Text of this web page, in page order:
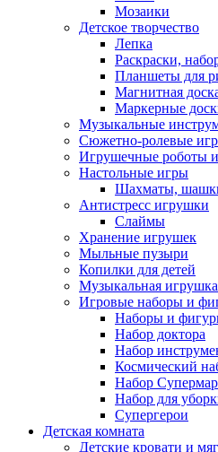
Мозаики
Детское творчество
Лепка
Раскраски,
Планшеты для
Магнитная
Маркерные
Музыкальные
Сюжетно-ролевые
Игрушечные роботы
Настольные игры
Шахматы,
Антистресс игрушки
Слаймы
Хранение игрушек
Мыльные пузыри
Копилки для детей
Музыкальная игрушка
Игровые наборы и
Наборы и
Набор доктора
Набор
Космический
Hабор
Набор для
Супергерои
Детская комната
Детские кровати и